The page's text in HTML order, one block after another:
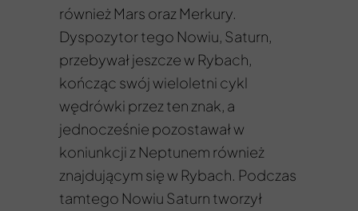
również Mars oraz Merkury.
Dyspozytor tego Nowiu, Saturn,
przebywał jeszcze w Rybach,
kończąc swój wieloletni cykl
wędrówki przez ten znak, a
jednocześnie pozostawał w
koniunkcji z Neptunem również
znajdującym się w Rybach. Podczas
tamtego Nowiu Saturn tworzył